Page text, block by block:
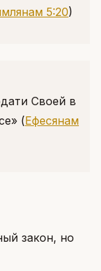
5:20)
Своей в
(Ефесянам
закон, но